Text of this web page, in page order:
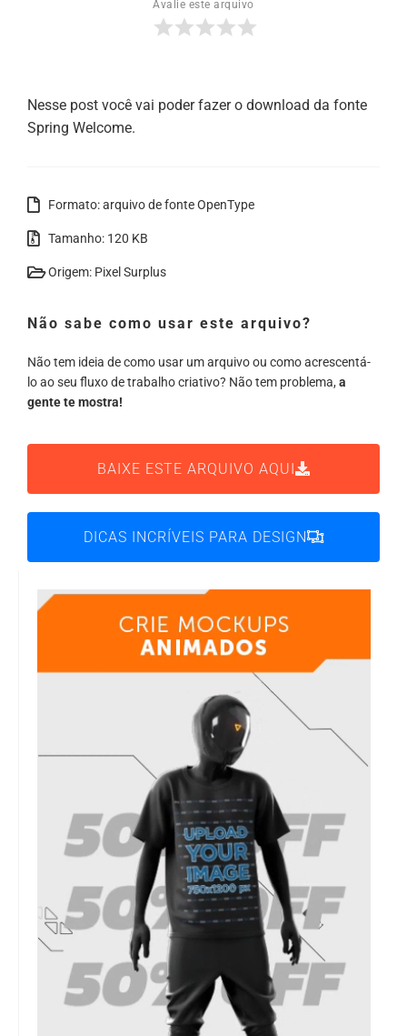
Avalie este arquivo
Nesse post você vai poder fazer o download da fonte
Spring Welcome.
Formato: arquivo de fonte OpenType
Tamanho: 120 KB
Origem: Pixel Surplus
Não sabe como usar este arquivo?
Não tem ideia de como usar um arquivo ou como acrescentá-
lo ao seu fluxo de trabalho criativo? Não tem problema, a
gente te mostra!
BAIXE ESTE ARQUIVO AQUI
DICAS INCRÍVEIS PARA DESIGN